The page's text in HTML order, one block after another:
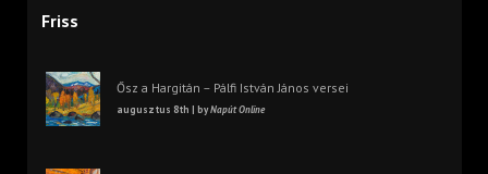
Friss
Ősz a Hargitán – Pálfi István János versei
augusztus 8th | byNapút Online